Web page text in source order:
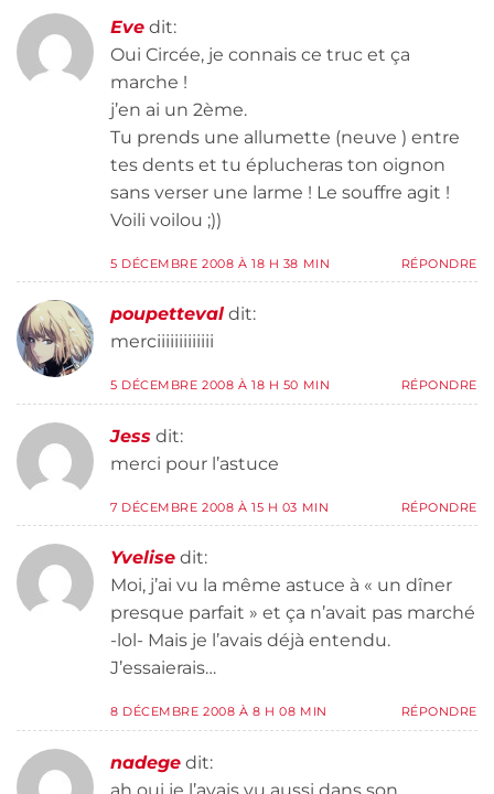
Eve dit:
Oui Circée, je connais ce truc et ça
marche !
j’en ai un 2ème.
Tu prends une allumette (neuve ) entre
tes dents et tu éplucheras ton oignon
sans verser une larme ! Le souffre agit !
Voili voilou ;))
5 DÉCEMBRE 2008 À 18 H 38 MIN RÉPONDRE
poupetteval dit:
merciiiiiiiiiiiii
5 DÉCEMBRE 2008 À 18 H 50 MIN RÉPONDRE
Jess dit:
merci pour l’astuce
7 DÉCEMBRE 2008 À 15 H 03 MIN RÉPONDRE
Yvelise dit:
Moi, j’ai vu la même astuce à « un dîner
presque parfait » et ça n’avait pas marché
-lol- Mais je l’avais déjà entendu.
J’essaierais…
8 DÉCEMBRE 2008 À 8 H 08 MIN RÉPONDRE
nadege dit:
ah oui je l’avais vu aussi dans son